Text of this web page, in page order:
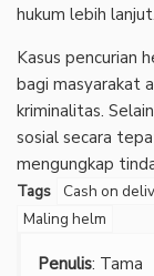
hukum lebih lanjut.
‎Kasus pencurian
bagi masyarakat
kriminalitas.
sosial secara
mengungkap
Tags Cash on
Maling helm
Penulis: Tama